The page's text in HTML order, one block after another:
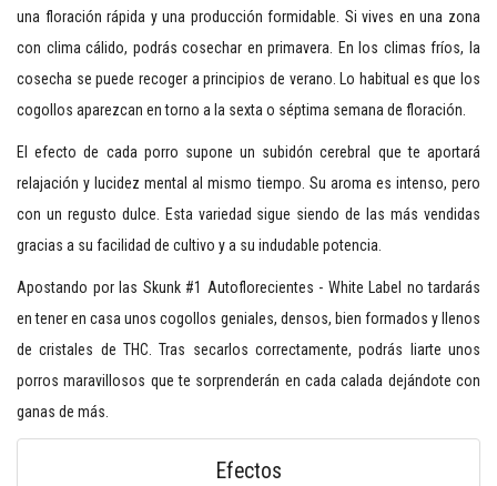
una floración rápida y una producción formidable. Si vives en una zona
con clima cálido, podrás cosechar en primavera. En los climas fríos, la
cosecha se puede recoger a principios de verano. Lo habitual es que los
cogollos aparezcan en torno a la sexta o séptima semana de floración.
El efecto de cada porro supone un subidón cerebral que te aportará
relajación y lucidez mental al mismo tiempo. Su aroma es intenso, pero
con un regusto dulce. Esta variedad sigue siendo de las más vendidas
gracias a su facilidad de cultivo y a su indudable potencia.
Apostando por las Skunk #1 Autoflorecientes - White Label no tardarás
en tener en casa unos cogollos geniales, densos, bien formados y llenos
de cristales de THC. Tras secarlos correctamente, podrás liarte unos
porros maravillosos que te sorprenderán en cada calada dejándote con
ganas de más.
Efectos